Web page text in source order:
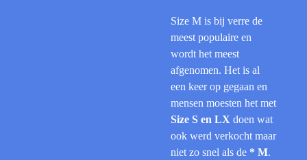
Size M is bij verre de
meest populaire en
wordt het meest
afgenomen. Het is al
een keer op gegaan en
mensen moesten het met
Size S en LX doen wat
ook werd verkocht maar
niet zo snel als de * M.